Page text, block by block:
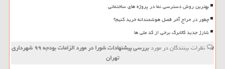
بهترین روش دسترسی نما در پروژه های ساختمانی
چطور در حراج آخر فصل هوشمندانه خرید کنیم؟
شارژ جدید کالابرگ برخی از کد ملی ها
نظرات بینندگان در مورد
بررسی پیشنهادات شورا در مورد الزامات بودجه ۹۹ شهرداری
تهران